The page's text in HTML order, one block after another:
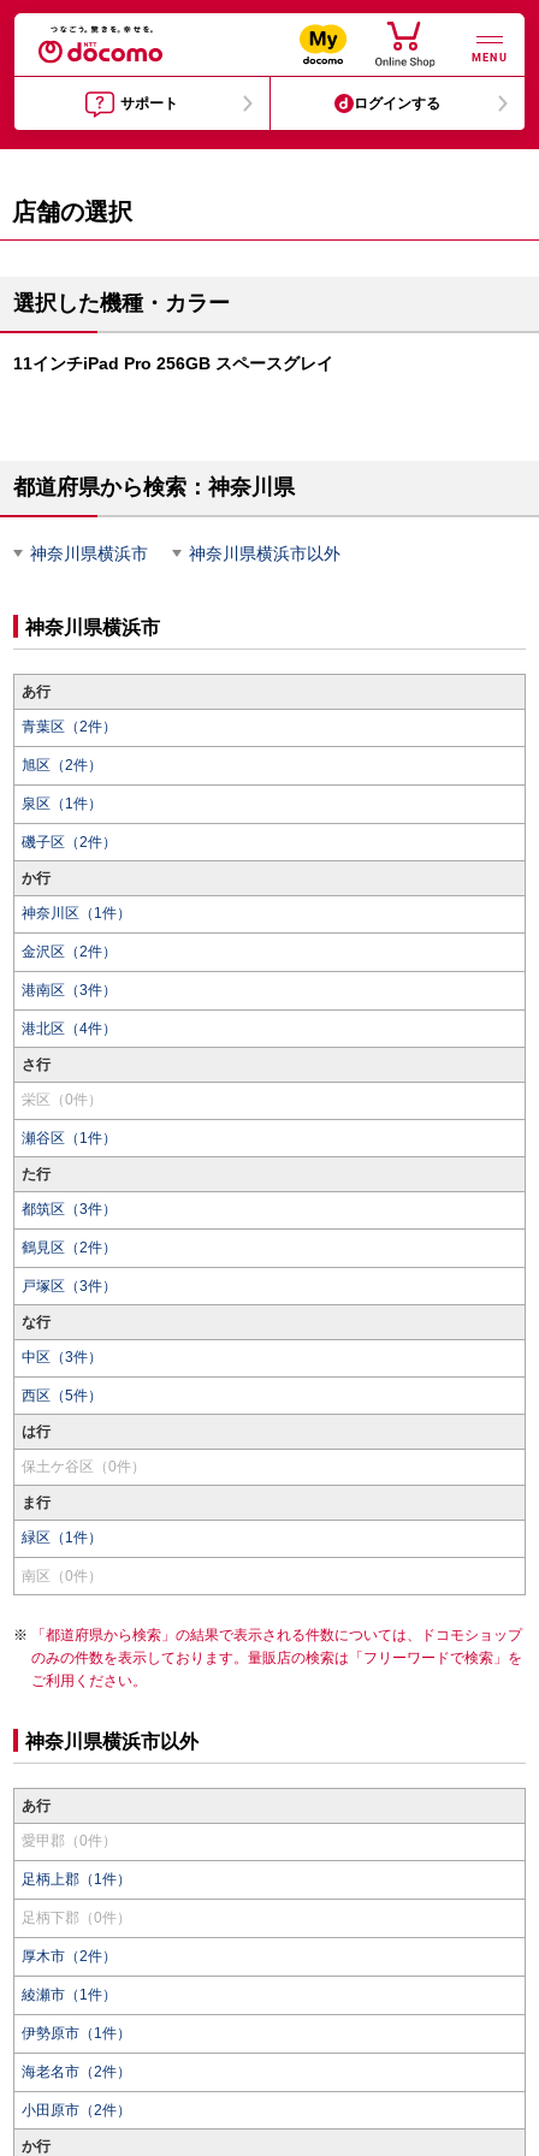
MENU
サポート ログインする
店舗の選択
選択した機種・カラー
11インチiPad Pro 256GB スペースグレイ
都道府県から検索：神奈川県
神奈川県横浜市 神奈川県横浜市以外
神奈川県横浜市
あ行
青葉区（2件）
旭区（2件）
泉区（1件）
磯子区（2件）
か行
神奈川区（1件）
金沢区（2件）
港南区（3件）
港北区（4件）
さ行
栄区（0件）
瀬谷区（1件）
た行
都筑区（3件）
鶴見区（2件）
戸塚区（3件）
な行
中区（3件）
西区（5件）
は行
保土ケ谷区（0件）
ま行
緑区（1件）
南区（0件）
「都道府県から検索」の結果で表示される件数については、ドコモショップ
のみの件数を表示しております。量販店の検索は「フリーワードで検索」を
ご利用ください。
神奈川県横浜市以外
あ行
愛甲郡（0件）
足柄上郡（1件）
足柄下郡（0件）
厚木市（2件）
綾瀬市（1件）
伊勢原市（1件）
海老名市（2件）
小田原市（2件）
か行